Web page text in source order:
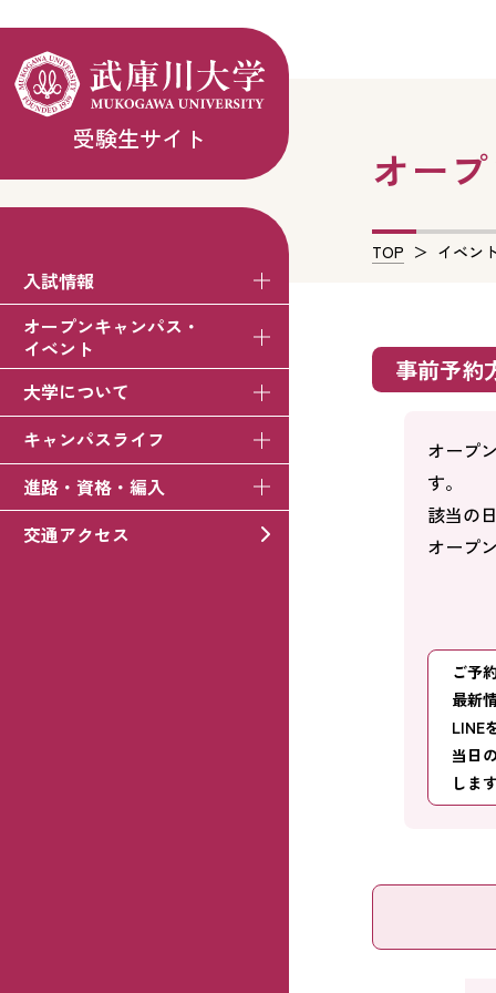
受験生サイト
入試情報
オープンキャンパス・
イベント
大学について
キャンパスライフ
進路・資格・編入
交通アクセス
オー
TOP イベン
事前予約
オープ
す。
該当の
オープ
ご予
最新
LINE
当日
しま